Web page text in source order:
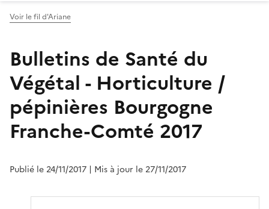
Voir le fil d'Ariane
Bulletins de Santé du
Végétal - Horticulture /
pépinières Bourgogne
Franche-Comté 2017
Publié le 24/11/2017 | Mis à jour le 27/11/2017